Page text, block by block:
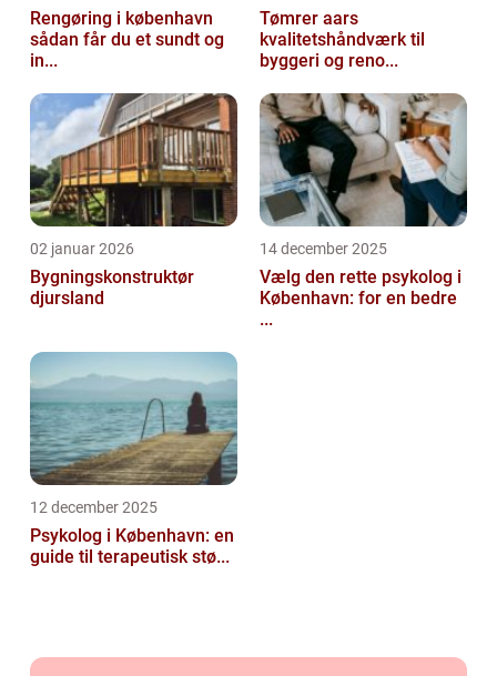
Rengøring i københavn
sådan får du et sundt og
in...
Tømrer aars
kvalitetshåndværk til
byggeri og reno...
02 januar 2026
Bygningskonstruktør
djursland
14 december 2025
Vælg den rette psykolog i
København: for en bedre
...
12 december 2025
Psykolog i København: en
guide til terapeutisk stø...